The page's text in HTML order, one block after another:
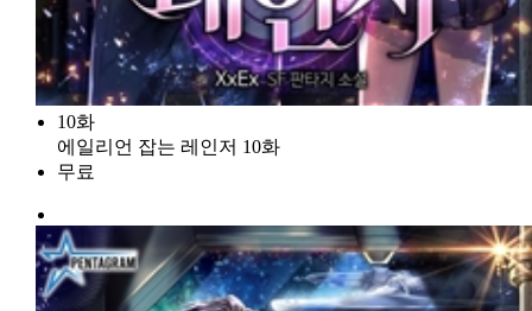
10화
에일리언 잡는 레인저 10화
무료